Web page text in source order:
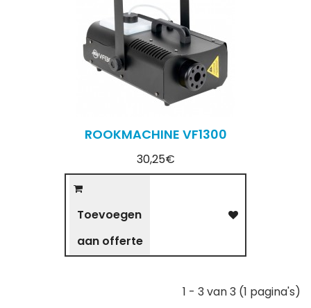
ROOKMACHINE VF1300
30,25€
Toevoegen
aan offerte
1 - 3 van 3 (1 pagina's)